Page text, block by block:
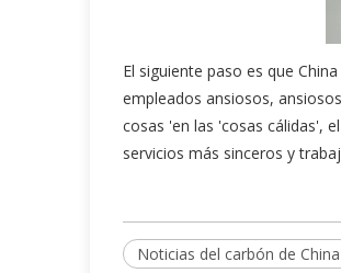
El siguiente paso es que
empleados ansiosos,
cosas 'en las 'cosas cálidas',
servicios más sinceros y
Noticias del carbón de China